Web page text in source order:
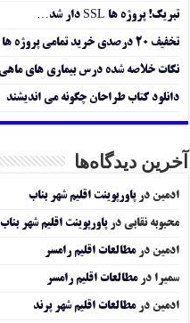
تبریک! پروژه ها SSL دار شد…
تخفیف ۲۰ درصدی خرید تمامی پروژه ها
نکات خلاصه شده درس بیماری های ماهی
دانلود کتاب طراحان چگونه می اندیشند
آخرین دیدگاه‌ها
ادمین درپاورپوینت اقلیم شهر بناب
محبوبه نقابی درپاورپوینت اقلیم شهر بناب
ادمین درمطالعات اقلیم رامسر
سمیرا درمطالعات اقلیم رامسر
ادمین درمطالعات اقلیم شهر پرند